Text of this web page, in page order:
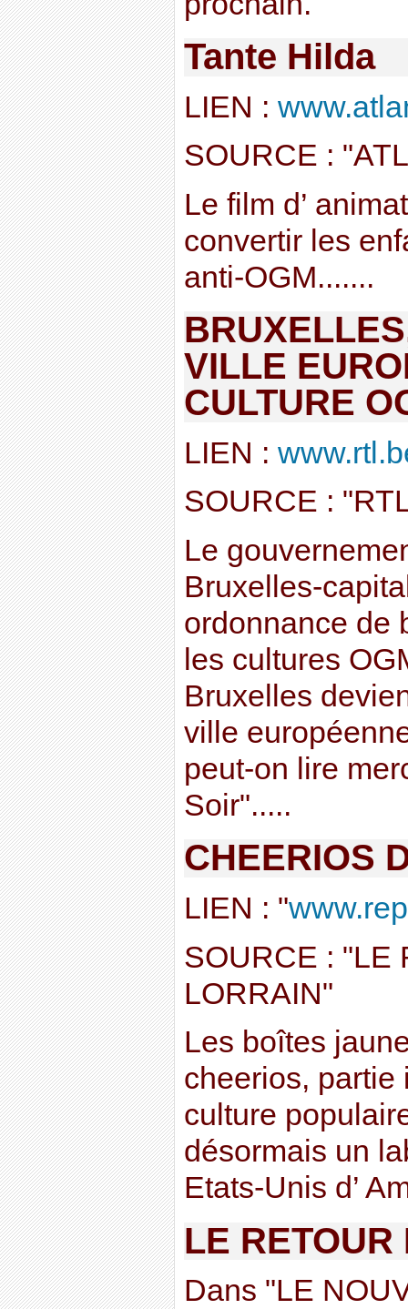
Tante Hilda
LIEN :
SOURCE :
Le film d’
convertir les
anti-OGM.......
VILLE
CULTURE
LIEN :
SOURCE :
Le
Bruxelles-
ordonnance de
les cultures
Bruxelles
ville
peut-on lire
Soir".....
CHEERIOS
LIEN : "
SOURCE : "LE
LORRAIN"
Les boîtes
cheerios, partie
culture
désormais un
Etats-Unis d’
LE RETOUR
Dans "LE